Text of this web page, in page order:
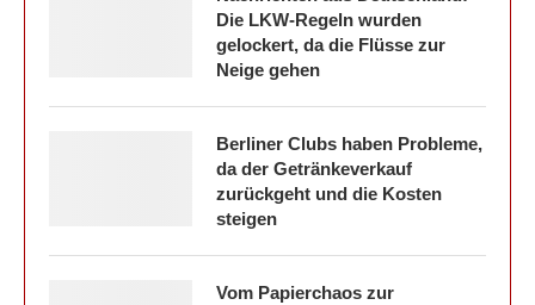
Die LKW-Regeln wurden
gelockert, da die Flüsse zur
Neige gehen
Berliner Clubs haben Probleme,
da der Getränkeverkauf
zurückgeht und die Kosten
steigen
Vom Papierchaos zur